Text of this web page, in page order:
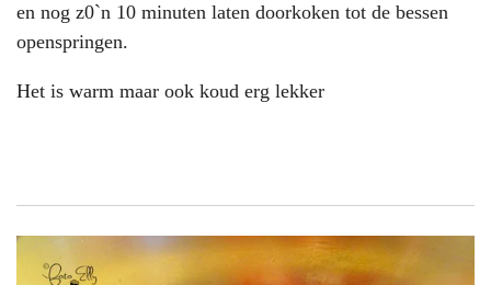
en nog z0`n 10 minuten laten doorkoken tot de bessen
openspringen.
Het is warm maar ook koud erg lekker